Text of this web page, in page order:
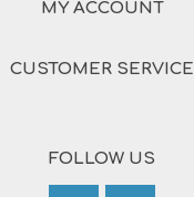
MY ACCOUNT
CUSTOMER SERVICE
FOLLOW US